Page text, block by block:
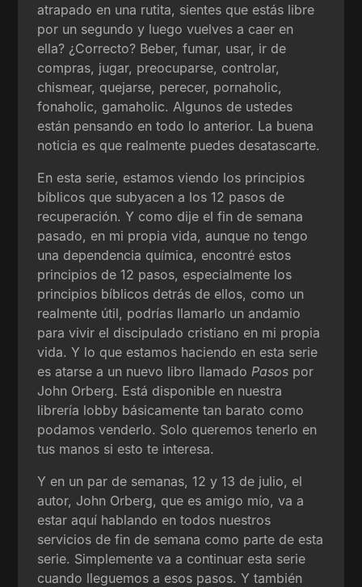
atrapado en una rutita, sientes que estás libre
por un segundo y luego vuelves a caer en
ella? ¿Correcto? Beber, fumar, usar, ir de
compras, jugar, preocuparse, controlar,
chismear, quejarse, perecer, pornaholic,
fonaholic, gamaholic. Algunos de ustedes
están pensando en todo lo anterior. La buena
noticia es que realmente puedes desatascarte.
En esta serie, estamos viendo los principios
bíblicos que subyacen a los 12 pasos de
recuperación. Y como dije el fin de semana
pasado, en mi propia vida, aunque no tengo
una dependencia química, encontré estos
principios de 12 pasos, especialmente los
principios bíblicos detrás de ellos, como un
realmente útil, podrías llamarlo un andamio
para vivir el discipulado cristiano en mi propia
vida. Y lo que estamos haciendo en esta serie
es atarse a un nuevo libro llamado Pasos por
John Orberg. Está disponible en nuestra
librería lobby básicamente tan barato como
podamos venderlo. Solo queremos tenerlo en
tus manos si esto te interesa.
Y en un par de semanas, 12 y 13 de julio, el
autor, John Orberg, que es amigo mío, va a
estar aquí hablando en todos nuestros
servicios de fin de semana como parte de esta
serie. Simplemente va a continuar esta serie
cuando lleguemos a esos pasos. Y también